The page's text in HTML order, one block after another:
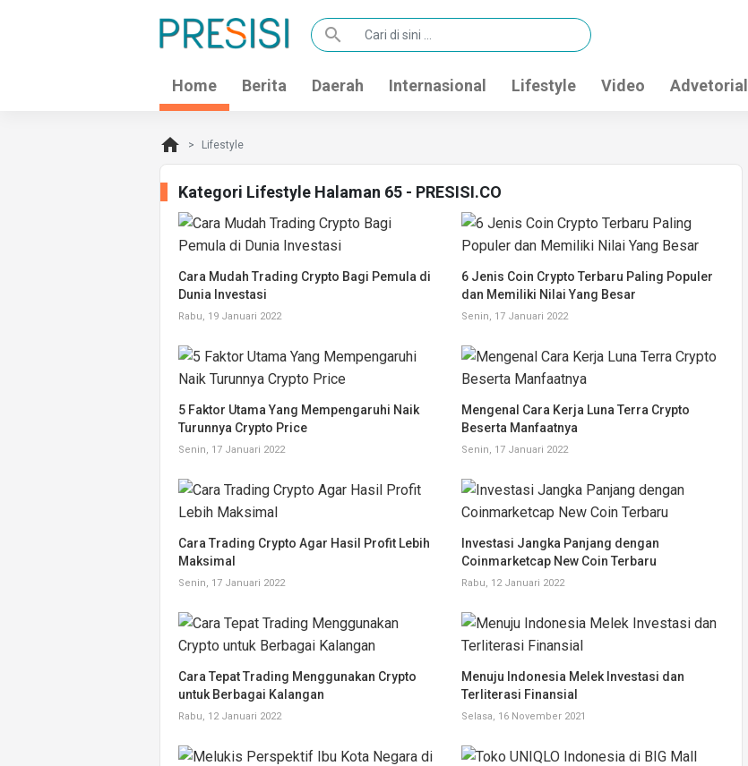
search
Home Berita Daerah Internasional Lifestyle Video Advetorial
home Lifestyle
Kategori Lifestyle Halaman 65 - PRESISI.CO
Cara Mudah Trading Crypto Bagi Pemula di
Dunia Investasi
Rabu, 19 Januari 2022
6 Jenis Coin Crypto Terbaru Paling Populer
dan Memiliki Nilai Yang Besar
Senin, 17 Januari 2022
5 Faktor Utama Yang Mempengaruhi Naik
Turunnya Crypto Price
Senin, 17 Januari 2022
Mengenal Cara Kerja Luna Terra Crypto
Beserta Manfaatnya
Senin, 17 Januari 2022
Cara Trading Crypto Agar Hasil Profit Lebih
Maksimal
Senin, 17 Januari 2022
Investasi Jangka Panjang dengan
Coinmarketcap New Coin Terbaru
Rabu, 12 Januari 2022
Cara Tepat Trading Menggunakan Crypto
untuk Berbagai Kalangan
Rabu, 12 Januari 2022
Menuju Indonesia Melek Investasi dan
Terliterasi Finansial
Selasa, 16 November 2021